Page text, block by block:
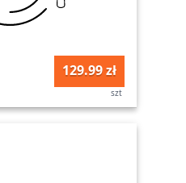
129.99 zł
szt